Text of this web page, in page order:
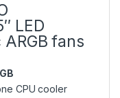
LED
fans
CPU cooler